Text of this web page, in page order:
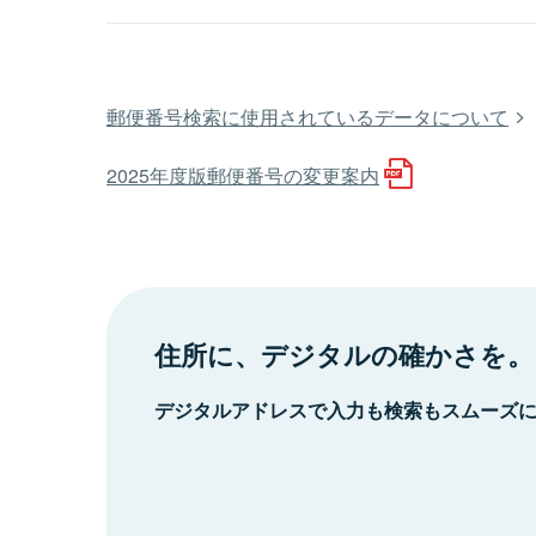
郵便番号検索に使用されているデータについて
2025年度版郵便番号の変更案内
住所に、デジタルの確かさを。
デジタルアドレスで入力も検索もスムーズ